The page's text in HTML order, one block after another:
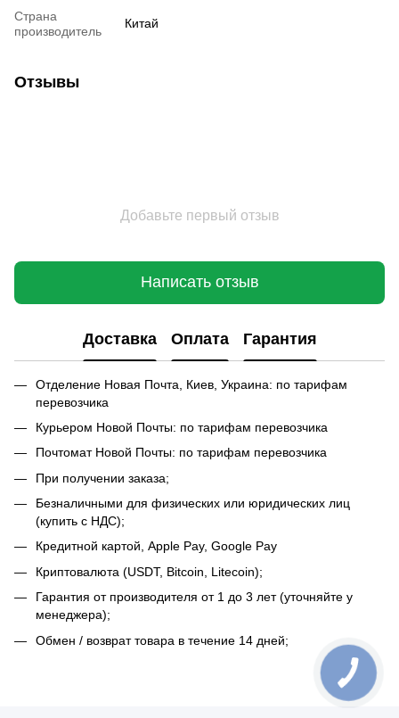
Страна
производитель
Китай
Отзывы
Добавьте первый отзыв
Написать отзыв
Доставка Оплата Гарантия
Отделение Новая Почта, Киев, Украина: по тарифам
перевозчика
Курьером Новой Почты: по тарифам перевозчика
Почтомат Новой Почты: по тарифам перевозчика
При получении заказа;
Безналичными для физических или юридических лиц
(купить с НДС);
Кредитной картой, Apple Pay, Google Pay
Криптовалюта (USDT, Bitcoin, Litecoin);
Гарантия от производителя от 1 до 3 лет (уточняйте у
менеджера);
Обмен / возврат товара в течение 14 дней;